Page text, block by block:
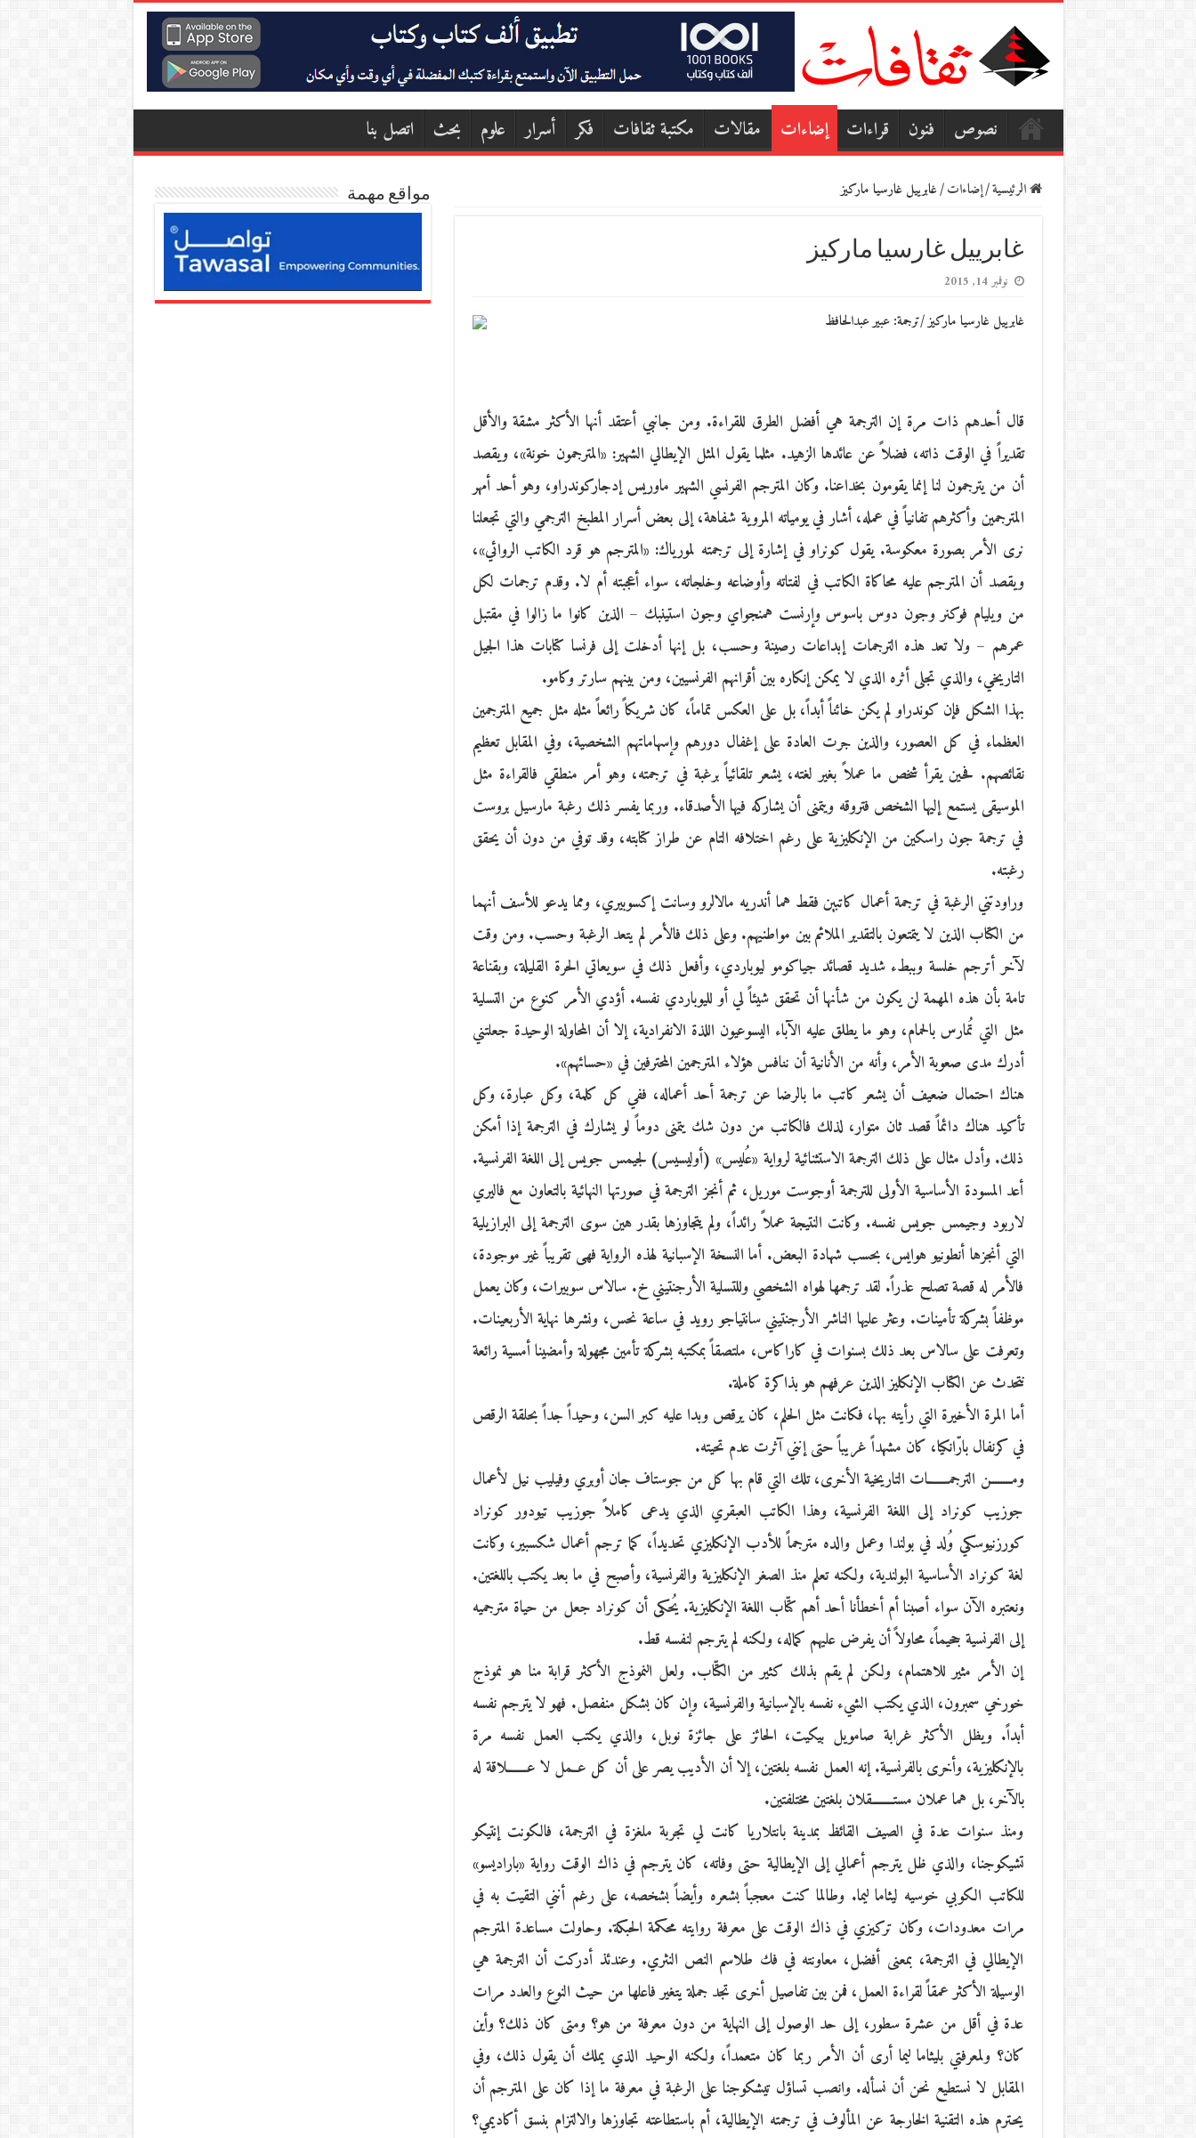
نصوص فنون قراءات إضاءات مقالات مكتبة ثقافات فكر أسرار علوم بحث اتصل بنا
الرئيسية/إضاءات/غابرييل غارسيا ماركيز
غابرييل غارسيا ماركيز
نوفمبر 14, 2015
غابرييل غارسيا ماركيز /ترجمة: عبير عبدالحافظ
قال أحدهم ذات مرة إن الترجمة هي أفضل الطرق للقراءة. ومن جانبي أعتقد أنها الأكثر مشقة والأقل
تقديراً في الوقت ذاته، فضلاً عن عائدها الزهيد. مثلما يقول المثل الإيطالي الشهير: «المترجمون خونة»، ويقصد
أن من يترجمون لنا إنما يقومون بخداعنا. وكان المترجم الفرنسي الشهير ماوريس إدجاركوندراو، وهو أحد أمهر
المترجمين وأكثرهم تفانياً في عمله، أشار في يومياته المروية شفاهة، إلى بعض أسرار المطبخ الترجمي والتي تجعلنا
نرى الأمر بصورة معكوسة. يقول كونراو في إشارة إلى ترجمته لمورياك: «المترجم هو قرد الكاتب الروائي»،
ويقصد أن المترجم عليه محاكاة الكاتب في لفتاته وأوضاعه وخلجاته، سواء أعجبته أم لا. وقدم ترجمات لكل
من ويليام فوكنر وجون دوس باسوس وإرنست همنجواي وجون استينبك – الذين كانوا ما زالوا في مقتبل
عمرهم – ولا تعد هذه الترجمات إبداعات رصينة وحسب، بل إنها أدخلت إلى فرنسا كتابات هذا الجيل
التاريخي، والذي تجلى أثره الذي لا يمكن إنكاره بين أقرانهم الفرنسيين، ومن بينهم سارتر وكامو.
بهذا الشكل فإن كوندراو لم يكن خائناً أبداً، بل على العكس تماماً، كان شريكاً رائعاً مثله مثل جميع المترجمين
العظماء في كل العصور، والذين جرت العادة على إغفال دورهم وإسهاماتهم الشخصية، وفي المقابل تعظيم
نقائصهم. فحين يقرأ شخص ما عملاً بغير لغته، يشعر تلقائياً برغبة في ترجمته، وهو أمر منطقي فالقراءة مثل
الموسيقى يستمع إليها الشخص فتروقه ويتمنى أن يشاركه فيها الأصدقاء. وربما يفسر ذلك رغبة مارسيل بروست
في ترجمة جون راسكين من الإنكليزية على رغم اختلافه التام عن طراز كتابته، وقد توفي من دون أن يحقق
رغبته.
وراودتني الرغبة في ترجمة أعمال كاتبين فقط هما أندريه مالالرو وسانت إكسوبيري، ومما يدعو للأسف أنهما
من الكتاب الذين لا يتمتعون بالتقدير الملائم بين مواطنيهم. وعلى ذلك فالأمر لم يتعد الرغبة وحسب. ومن وقت
لآخر أترجم خلسة وببطء شديد قصائد جياكومو ليوباردي، وأفعل ذلك في سويعاتي الحرة القليلة، وبقناعة
تامة بأن هذه المهمة لن يكون من شأنها أن تحقق شيئاً لي أو لليوباردي نفسه. أؤدي الأمر كنوع من التسلية
مثل التي تُمارس بالحمام، وهو ما يطلق عليه الآباء اليسوعيون اللذة الانفرادية، إلا أن المحاولة الوحيدة جعلتني
أدرك مدى صعوبة الأمر، وأنه من الأنانية أن ننافس هؤلاء المترجمين المحترفين في «حسائهم».
هناك احتمال ضعيف أن يشعر كاتب ما بالرضا عن ترجمة أحد أعماله، ففي كل كلمة، وكل عبارة، وكل
تأكيد هناك دائماً قصد ثان متوار، لذلك فالكاتب من دون شك يتمنى دوماً لو يشارك في الترجمة إذا أمكن
ذلك. وأدل مثال على ذلك الترجمة الاستثنائية لرواية «عُليس» (أوليسيس) لجيمس جويس إلى اللغة الفرنسية.
أعد المسودة الأساسية الأولى للترجمة أوجوست موريل، ثم أنجز الترجمة في صورتها النهائية بالتعاون مع فاليري
لاربود وجيمس جويس نفسه. وكانت النتيجة عملاً رائداً، ولم يتجاوزها بقدر هين سوى الترجمة إلى البرازيلية
التي أنجزها أنطونيو هوايس، بحسب شهادة البعض. أما النسخة الإسبانية لهذه الرواية فهى تقريباً غير موجودة،
فالأمر له قصة تصلح عذراً. لقد ترجمها لهواه الشخصي وللتسلية الأرجنتيني خ. سالاس سوبيرات، وكان يعمل
موظفاً بشركة تأمينات. وعثر عليها الناشر الأرجنتيني سانتياجو رويد في ساعة نحس، ونشرها نهاية الأربعينات.
وتعرفت على سالاس بعد ذلك بسنوات في كاراكاس، ملتصقاً بمكتبه بشركة تأمين مجهولة وأمضينا أمسية رائعة
نتحدث عن الكتاب الإنكليز الذين عرفهم هو بذاكرة كاملة.
أما المرة الأخيرة التي رأيته بها، فكانت مثل الحلم، كان يرقص وبدا عليه كبر السن، وحيداً جداً بحلقة الرقص
في كرنفال بارّانكيا، كان مشهداً غريباً حتى إنني آثرت عدم تحيته.
ومــــــــن الترجمـــــــات التاريخية الأخرى، تلك التي قام بها كل من جوستاف جان أوبري وفيليب نيل لأعمال
جوزيب كونراد إلى اللغة الفرنسية، وهذا الكاتب العبقري الذي يدعى كاملاً جوزيب تيودور كونراد
كورزنيوسكي وُلد في بولندا وعمل والده مترجماً للأدب الإنكليزي تحديداً، كما ترجم أعمال شكسبير، وكانت
لغة كونراد الأساسية البولندية، ولكنه تعلم منذ الصغر الإنكليزية والفرنسية، وأصبح في ما بعد يكتب باللغتين.
ونعتبره الآن سواء أصبنا أم أخطأنا أحد أهم كتّاب اللغة الإنكليزية. يُحكى أن كونراد جعل من حياة مترجميه
إلى الفرنسية جحيماً، محاولاً أن يفرض عليهم كماله، ولكنه لم يترجم لنفسه قط.
إن الأمر مثير للاهتمام، ولكن لم يقم بذلك كثير من الكتّاب. ولعل النموذج الأكثر قرابة منا هو نموذج
خورخي سمبرون، الذي يكتب الشيء نفسه بالإسبانية والفرنسية، وإن كان بشكل منفصل. فهو لا يترجم نفسه
أبداً. ويظل الأكثر غرابة صامويل بيكيت، الحائز على جائزة نوبل، والذي يكتب العمل نفسه مرة
بالإنكليزية، وأخرى بالفرنسية. إنه العمل نفسه بلغتين، إلا أن الأديب يصر على أن كل عــمل لا عـــــــلاقة له
بالآخر، بل هما عملان مستــــــــقلان بلغتين مختلفتين.
ومنذ سنوات عدة في الصيف القائظ بمدينة بانتلاريا كانت لي تجربة ملغزة في الترجمة، فالكونت إنتيكو
تشيكوجنا، والذي ظل يترجم أعمالي إلى الإيطالية حتى وفاته، كان يترجم في ذاك الوقت رواية «باراديسو»
للكاتب الكوبي خوسيه ليثاما ليما. وطالما كنت معجباً بشعره وأيضاً بشخصه، على رغم أنني التقيت به في
مرات معدودات، وكان تركيزي في ذاك الوقت على معرفة روايته محكمة الحبكة. وحاولت مساعدة المترجم
الإيطالي في الترجمة، بمعنى أفضل، معاونته في فك طلاسم النص النثري. وعندئذ أدركت أن الترجمة هي
الوسيلة الأكثر عمقاً لقراءة العمل، فمن بين تفاصيل أخرى تجد جملة يتغير فاعلها من حيث النوع والعدد مرات
عدة في أقل من عشرة سطور، إلى حد الوصول إلى النهاية من دون معرفة من هو؟ ومتى كان ذلك؟ وأين
كان؟ ولمعرفتي بليثاما ليما أرى أن الأمر ربما كان متعمداً، ولكنه الوحيد الذي يملك أن يقول ذلك، وفي
المقابل لا نستطيع نحن أن نسأله. وانصب تساؤل تيشكوجنا على الرغبة في معرفة ما إذا كان على المترجم أن
يحترم هذه التقنية الخارجة عن المألوف في ترجمته الإيطالية، أم باستطاعته تجاوزها والالتزام بنسق أكاديمي؟
مواقع مهمة